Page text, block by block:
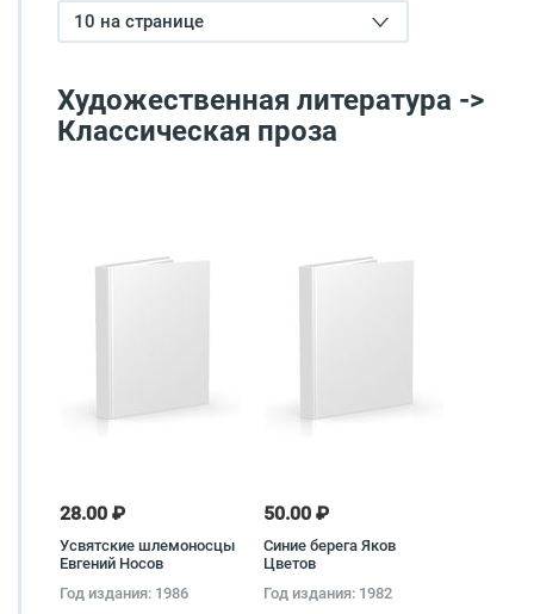
10 на странице
Художественная литература ->
Классическая проза
28.00 ₽
Усвятские шлемоносцы
Евгений Носов
Год издания: 1986
50.00 ₽
Синие берега Яков
Цветов
Год издания: 1982